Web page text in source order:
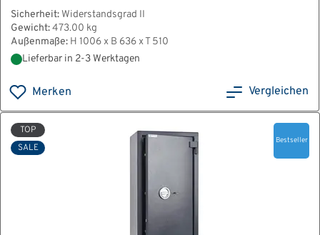
Sicherheit: Widerstandsgrad II
Gewicht:473.00 kg
Außenmaße: H 1006 x B 636 x T 510
Lieferbar in 2-3 Werktagen
Merken Vergleichen
TOP
SALE
Bestseller